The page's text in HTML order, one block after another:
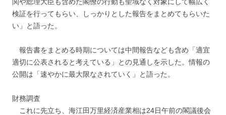
検証を行ってもらい、しっかりとした報告をまとめてもらいた
い」と語った。
報告書をまとめる時期については中間報告なども含め「適宜
適切に公表されると考えている」との見通しを示した。情報の
公開は「速やかに最大限なされていく」と語った。
財務調査
これに先立ち、海江田万里経済産業相は24日午前の閣議後会